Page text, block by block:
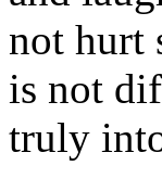
not hurt
is not
truly